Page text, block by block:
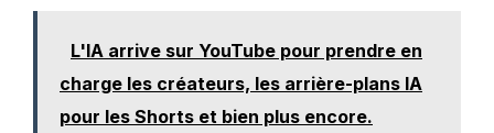
L'IA arrive sur YouTube pour prendre en
charge les créateurs, les arrière-plans IA
pour les Shorts et bien plus encore.